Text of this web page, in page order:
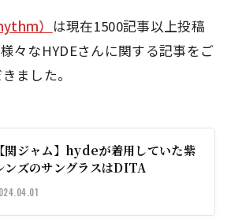
） は現在1500記事以上投稿
々なHYDEさんに関する記事をご
ました。
【関ジャム】hydeが着用していた紫
ンズのサングラスはDITA